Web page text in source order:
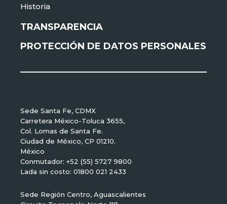
Historia
TRANSPARENCIA
PROTECCIÓN DE DATOS PERSONALES
Sede Santa Fe, CDMX
Carretera México-Toluca 3655,
Col. Lomas de Santa Fe.
Ciudad de México, CP 01210.
México
Conmutador: +52 (55) 5727 9800
Lada sin costo: 01800 021 2433
Sede Región Centro, Aguascalientes